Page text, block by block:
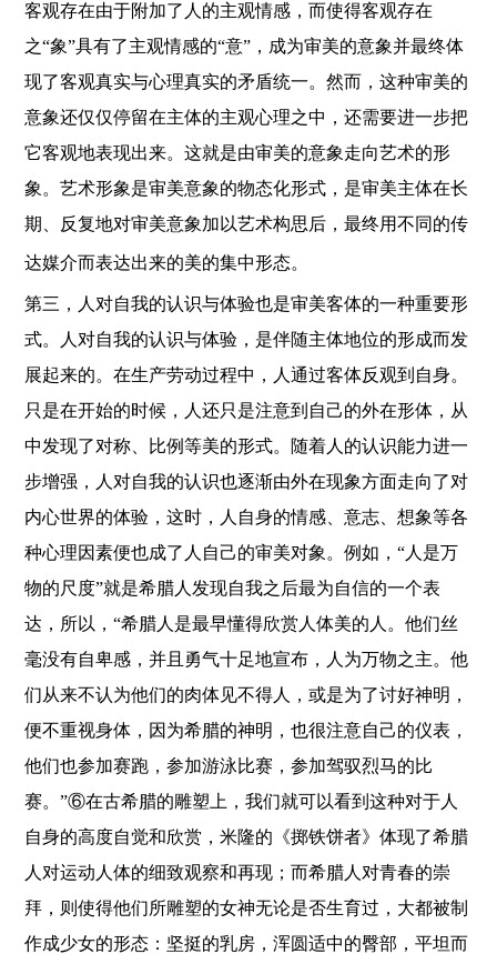
客观存在由于附加了人的主观情感，而使得客观存在
之“象”具有了主观情感的“意”，成为审美的意象并最终体
现了客观真实与心理真实的矛盾统一。然而，这种审美的
意象还仅仅停留在主体的主观心理之中，还需要进一步把
它客观地表现出来。这就是由审美的意象走向艺术的形
象。艺术形象是审美意象的物态化形式，是审美主体在长
期、反复地对审美意象加以艺术构思后，最终用不同的传
达媒介而表达出来的美的集中形态。
第三，人对自我的认识与体验也是审美客体的一种重要形
式。人对自我的认识与体验，是伴随主体地位的形成而发
展起来的。在生产劳动过程中，人通过客体反观到自身。
只是在开始的时候，人还只是注意到自己的外在形体，从
中发现了对称、比例等美的形式。随着人的认识能力进一
步增强，人对自我的认识也逐渐由外在现象方面走向了对
内心世界的体验，这时，人自身的情感、意志、想象等各
种心理因素便也成了人自己的审美对象。例如，“人是万
物的尺度”就是希腊人发现自我之后最为自信的一个表
达，所以，“希腊人是最早懂得欣赏人体美的人。他们丝
毫没有自卑感，并且勇气十足地宣布，人为万物之主。他
们从来不认为他们的肉体见不得人，或是为了讨好神明，
便不重视身体，因为希腊的神明，也很注意自己的仪表，
他们也参加赛跑，参加游泳比赛，参加驾驭烈马的比
赛。”⑥在古希腊的雕塑上，我们就可以看到这种对于人
自身的高度自觉和欣赏，米隆的《掷铁饼者》体现了希腊
人对运动人体的细致观察和再现；而希腊人对青春的崇
拜，则使得他们所雕塑的女神无论是否生育过，大都被制
作成少女的形态：坚挺的乳房，浑圆适中的臀部，平坦而